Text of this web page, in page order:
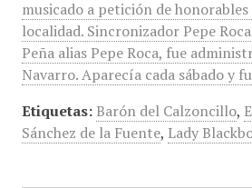
musicado a petición de
localidad. Sincronizador Pepe
Peña alias Pepe Roca, fue
Navarro. Aparecía cada sábado y
Etiquetas: Barón del Calzoncillo,
Sánchez de la Fuente, Lady